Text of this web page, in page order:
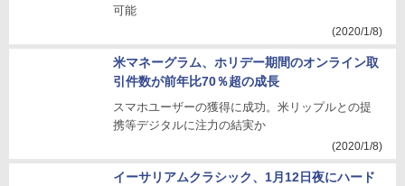
可能
(2020/1/8)
米マネーグラム、ホリデー期間のオンライン取
引件数が前年比70％超の成長
スマホユーザーの獲得に成功。米リップルとの提
携等デジタルに注力の結実か
(2020/1/8)
イーサリアムクラシック、1月12日夜にハード